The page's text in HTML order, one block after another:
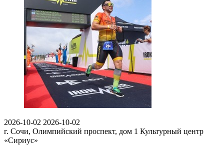
2026-10-02 2026-10-02
г. Сочи, Олимпийский проспект, дом 1 Культурный центр
«Сириус»